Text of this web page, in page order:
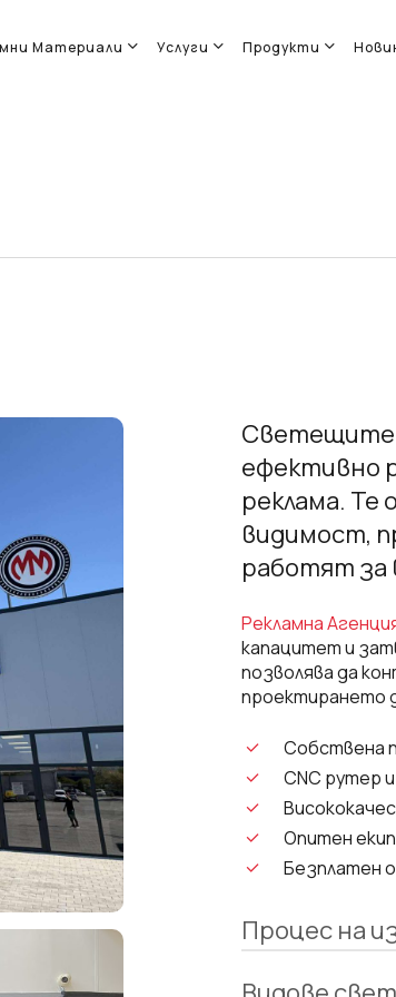
Материали Услуги Продукти
Светещите
ефективно
реклама. Те
видимост,
работят за
Рекламна
капацитет и
позволява да
проектирането
Собствена
CNC рутер
Опитен
Безплатен
Процес на
Безплатен